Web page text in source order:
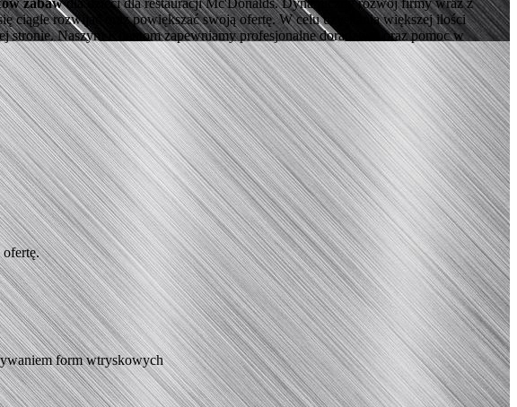
zabawdla dzieci dla restauracji Mc'Donalds. Dynamiczny rozwój firmy wraz z
ciągle rozwijać oraz powiększać swoją ofertę. W celu uzyskania większej ilości
stronie. Naszym Klientom zapewniamy profesjonalne doradztwo oraz pomoc w
ofertę.
form wtryskowych